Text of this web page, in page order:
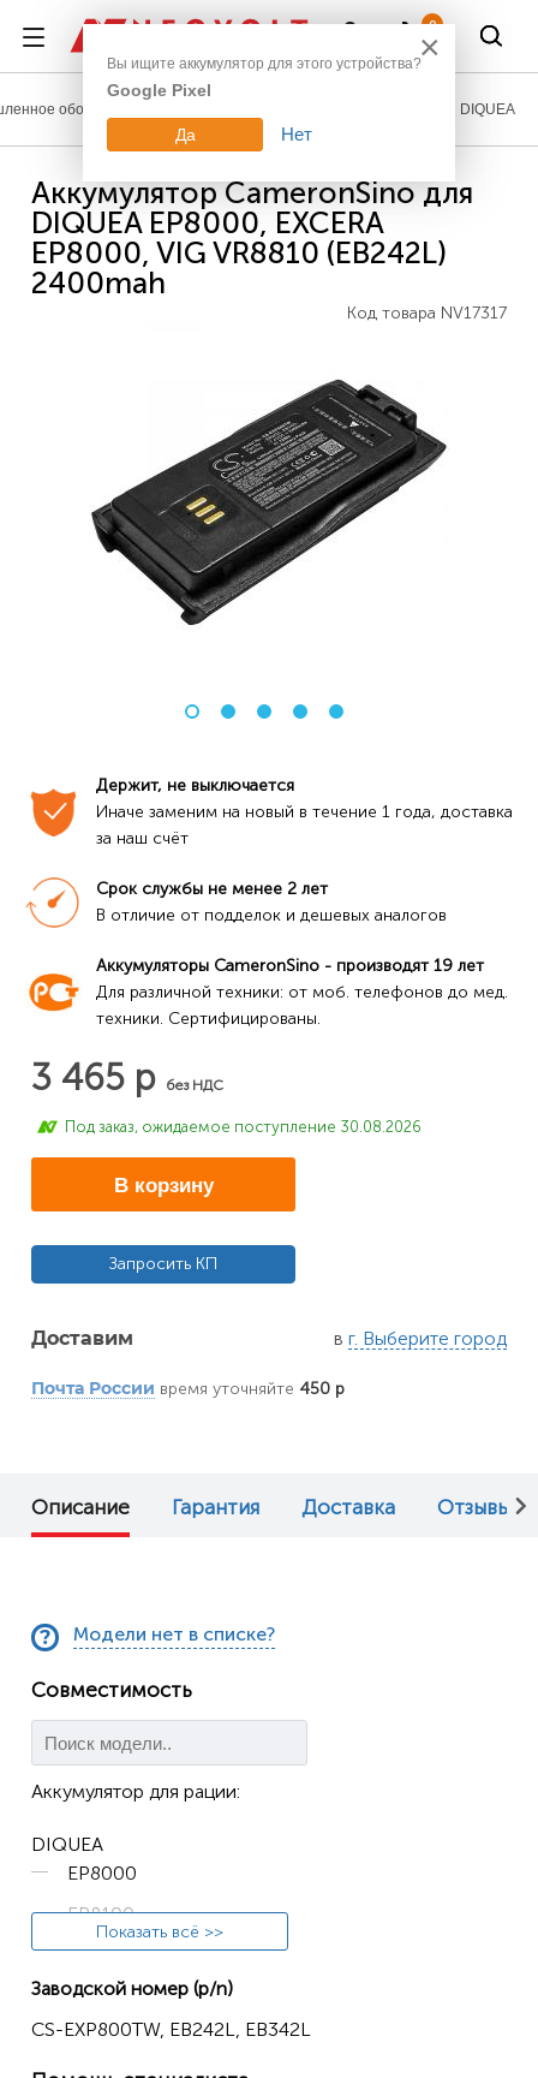
0
оборудование DIQUEA
Аккумулятор CameronSino для
DIQUEA EP8000, EXCERA
EP8000, VIG VR8810 (EB242L)
2400mah
Код товара NV17317
Держит, не выключается
Иначе заменим на новый в течение 1 года, доставка
за наш счёт
Срок службы не менее 2 лет
В отличие от подделок и дешевых аналогов
Аккумуляторы CameronSino - производят 19 лет
Для различной техники: от моб. телефонов до мед.
техники. Сертифицированы.
3 465 р без НДС
Под заказ, ожидаемое поступление 30.08.2026
В корзину
Запросить КП
Доставим в г. Выберите город
Почта России время уточняйте 450 р
Описание Гарантия Доставка Отзывы (0)
Модели нет в списке?
Совместимость
Аккумулятор для рации:
DIQUEA
EP8000
EP8100
EP8000
EP8100
Показать всё >>
Заводской номер (p/n)
CS-EXP800TW, EB242L, EB342L
×
Вы ищите аккумулятор для этого устройства?
Google Pixel
Да Нет